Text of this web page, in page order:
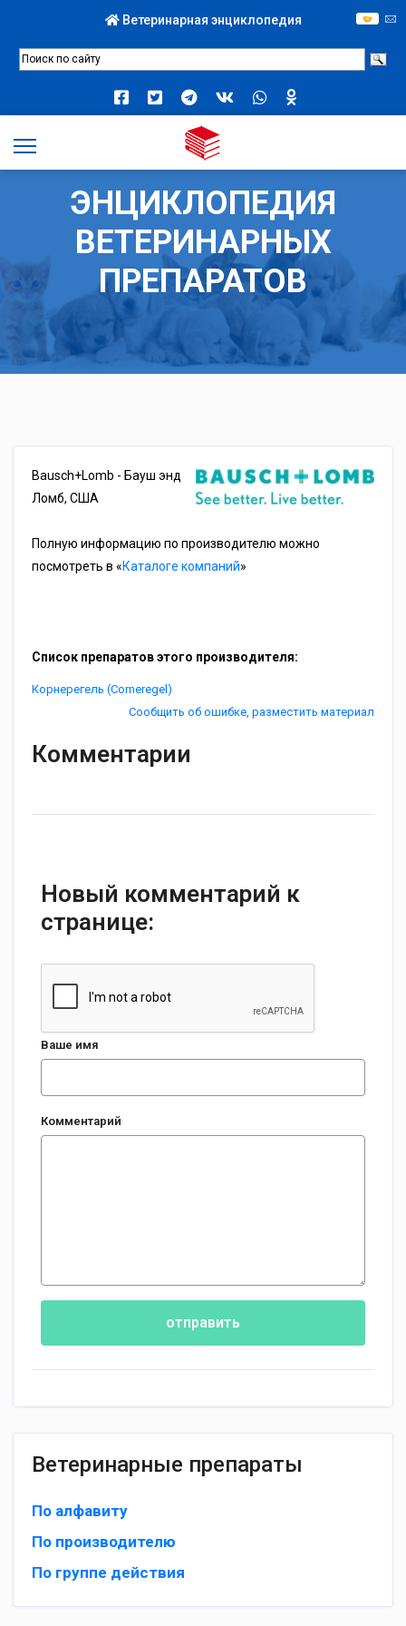
Ветеринарная энциклопедия
ЭНЦИКЛОПЕДИЯ
ВЕТЕРИНАРНЫХ
ПРЕПАРАТОВ
Bausch+Lomb - Бауш энд
Ломб, США
Полную информацию по производителю можно
посмотреть в «Каталоге компаний»
Список препаратов этого производителя:
Корнерегель (Corneregel)
Сообщить об ошибке, разместить материал
Комментарии
Новый комментарий к
странице:
Ваше имя
Комментарий
отправить
Ветеринарные препараты
По алфавиту
По производителю
По группе действия